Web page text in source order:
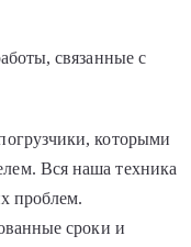
связанные с
которыми
Вся наша техника
проблем.
сроки и